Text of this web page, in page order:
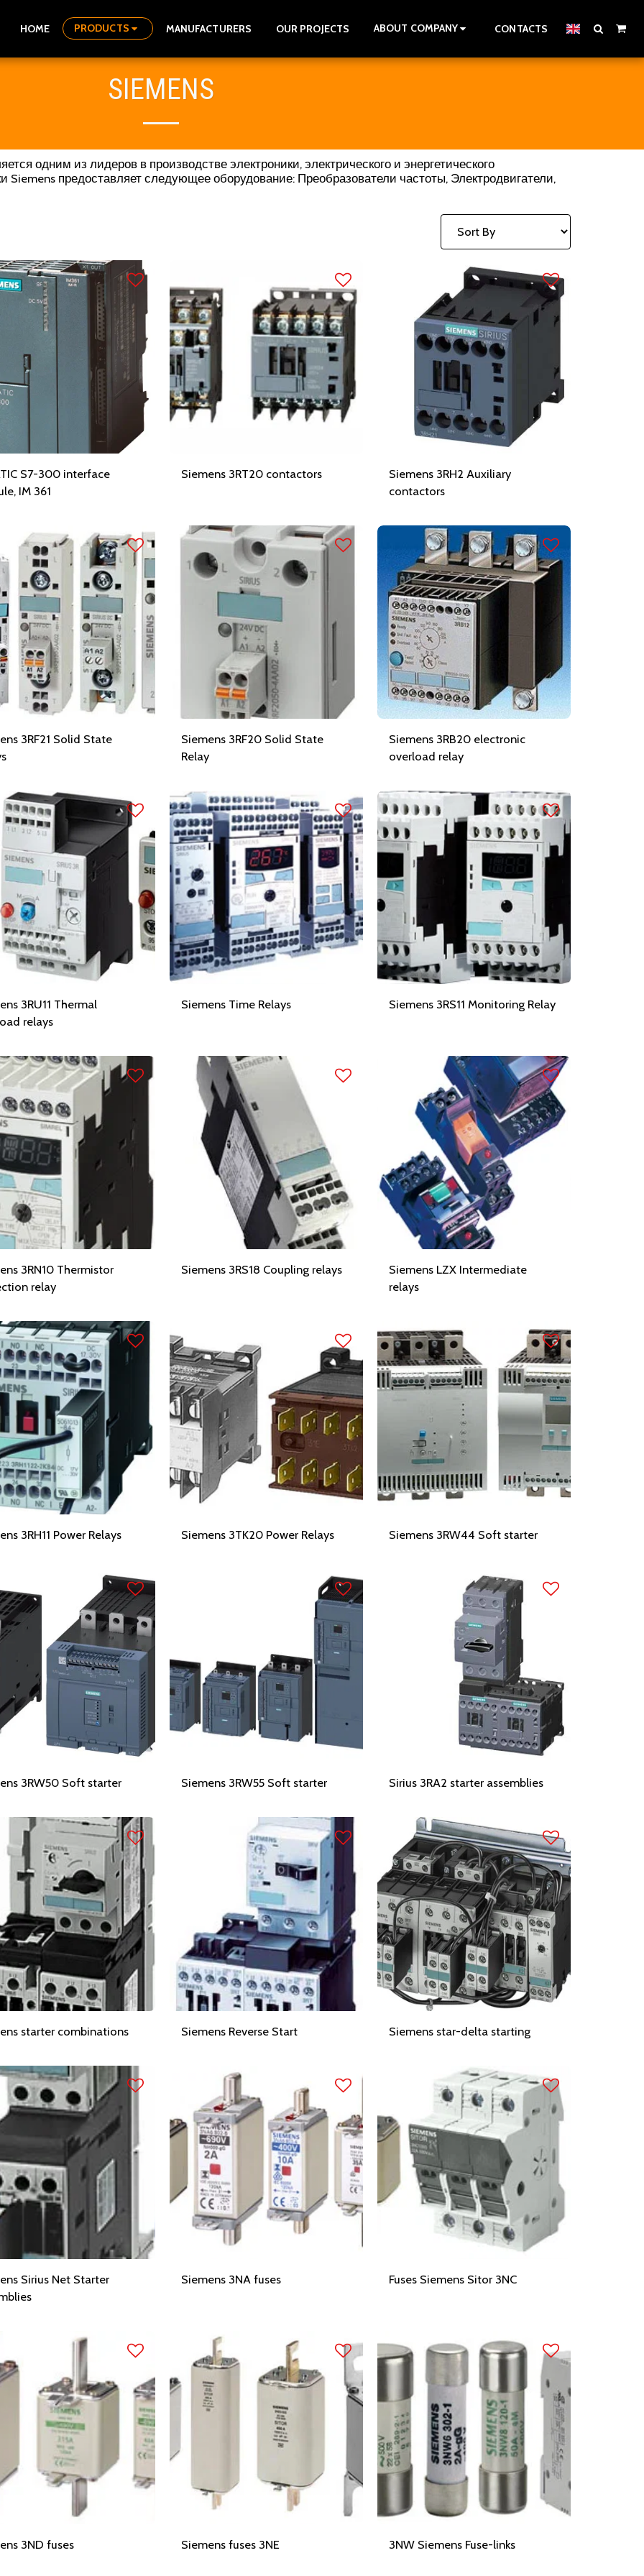
HOME PRODUCTS MANUFACTURERS OUR PROJECTS ABOUT COMPANY CONTACTS
SIEMENS
одним из лидеров в производстве электроники, электрического и энергетического
Siemens предоставляет следующее оборудование: Преобразователи частоты, Электродвигатели,
S7-300 interface
IM 361
Siemens 3RT20 contactors
Siemens 3RH2 Auxiliary
contactors
3RF21 Solid State
Siemens 3RF20 Solid State
Relay
Siemens 3RB20 electronic
overload relay
3RU11 Thermal
relays
Siemens Time Relays Siemens 3RS11 Monitoring Relay
3RN10 Thermistor
relay
Siemens 3RS18 Coupling relays
Siemens LZX Intermediate
relays
3RH11 Power Relays Siemens 3TK20 Power Relays Siemens 3RW44 Soft starter
3RW50 Soft starter Siemens 3RW55 Soft starter Sirius 3RA2 starter assemblies
starter combinations Siemens Reverse Start Siemens star-delta starting
Sirius Net Starter
Siemens 3NA fuses Fuses Siemens Sitor 3NC
3ND fuses Siemens fuses 3NE 3NW Siemens Fuse-links